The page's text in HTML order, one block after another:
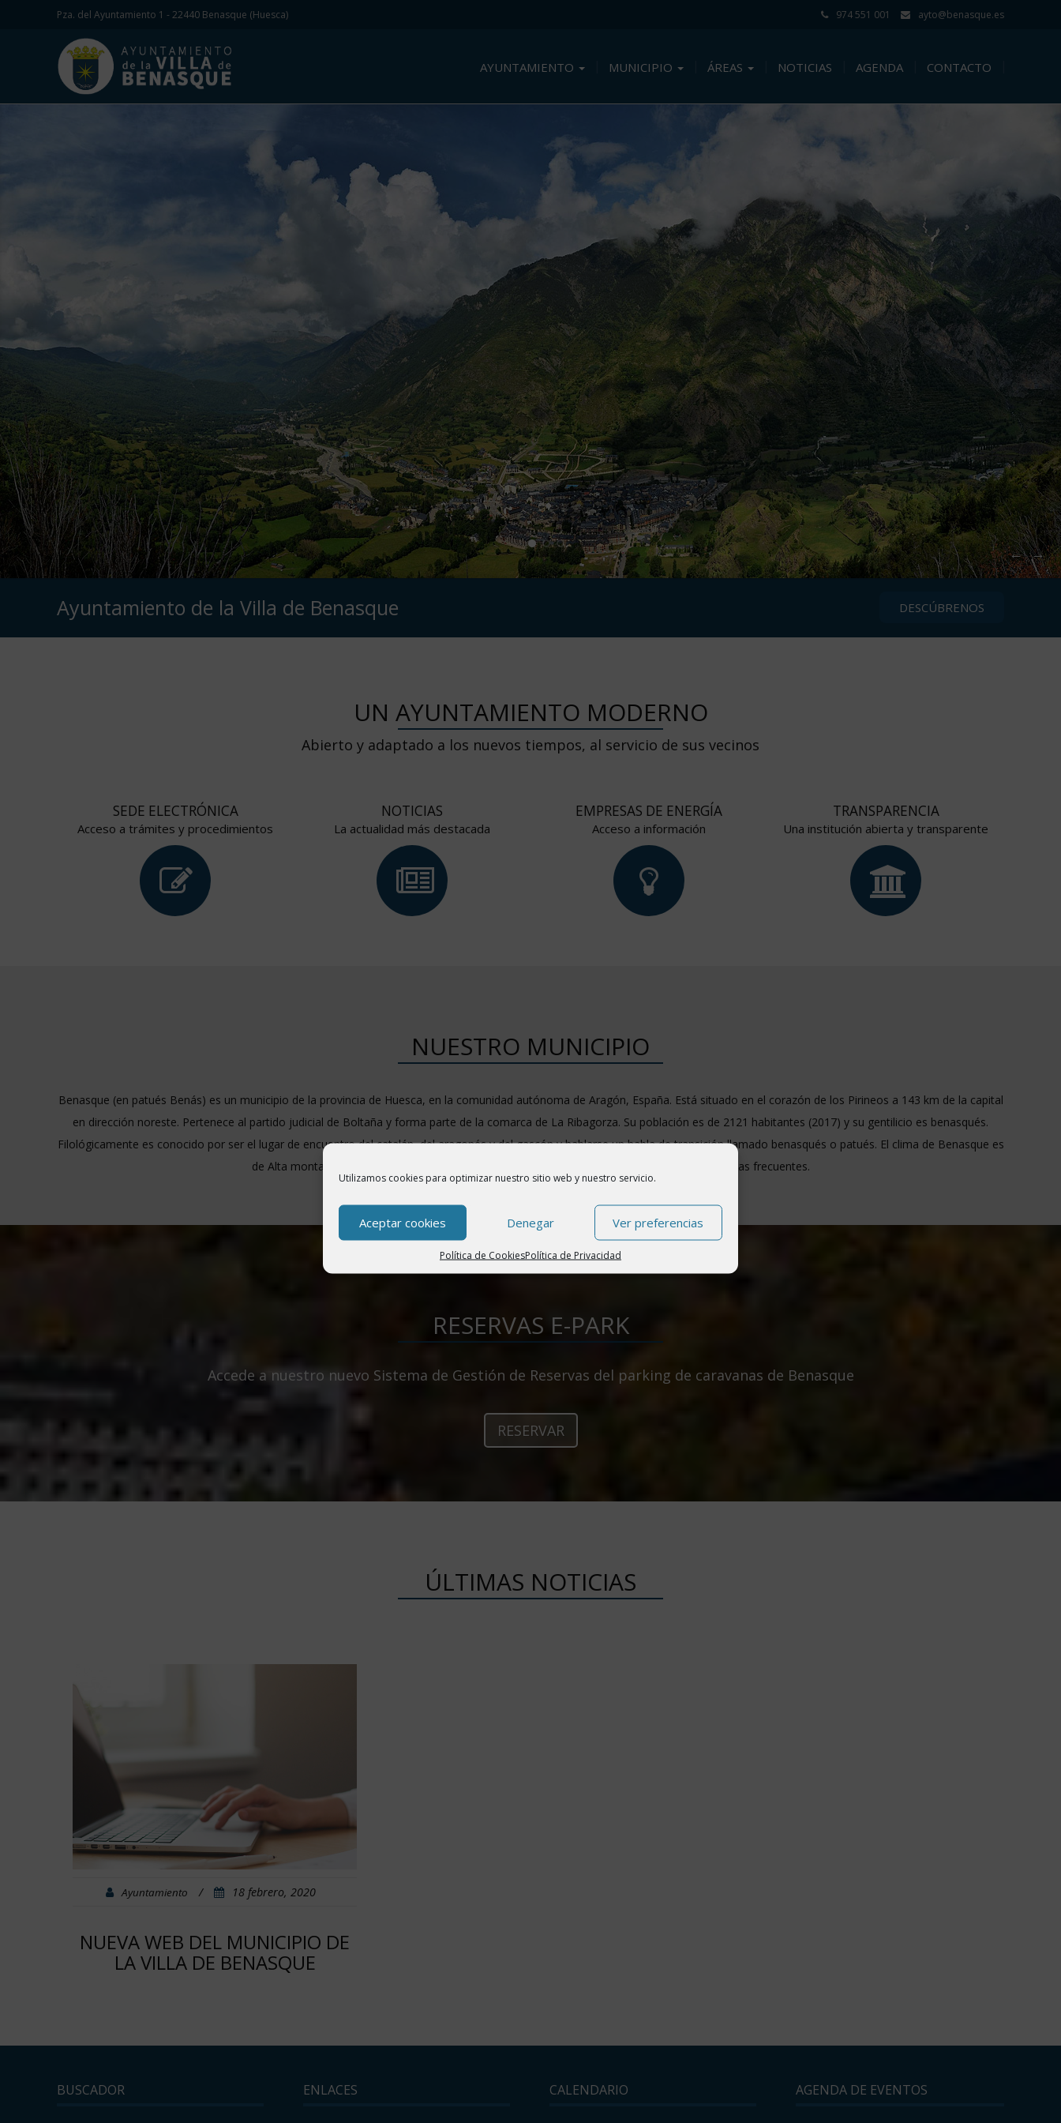
Utilizamos cookies para optimizar nuestro sitio web y nuestro servicio.
Aceptar cookies Denegar Ver preferencias
Política de CookiesPolítica de Privacidad
Pza. del Ayuntamiento 1 - 22440 Benasque (Huesca) 974 551 001 ayto@benasque.es
AYUNTAMIENTO MUNICIPIO ÁREAS NOTICIAS AGENDA CONTACTO
← →
Ayuntamiento de la Villa de Benasque DESCÚBRENOS
UN AYUNTAMIENTO MODERNO
Abierto y adaptado a los nuevos tiempos, al servicio de sus vecinos
SEDE ELECTRÓNICA
Acceso a trámites y procedimientos
NOTICIAS
La actualidad más destacada
EMPRESAS DE ENERGÍA
Acceso a información
TRANSPARENCIA
Una institución abierta y transparente
NUESTRO MUNICIPIO
Benasque (en patués Benás​) es un municipio de la provincia de Huesca, en la comunidad autónoma de Aragón, España. Está situado en el corazón de los Pirineos a 143 km de la capital
en dirección noreste. Pertenece al partido judicial de Boltaña y forma parte de la comarca de La Ribagorza. Su población es de 2121 habitantes (2017) y su gentilicio es benasqués.
Filológicamente es conocido por ser el lugar de encuentro del catalán, del aragonés y del gascón y hablarse un habla de transición llamado benasqués o patués. El clima de Benasque es
de Alta montaña, con veranos templados e inviernos fríos con temperaturas bajo cero y nevadas frecuentes.
RESERVAS E-PARK
Accede a nuestro nuevo Sistema de Gestión de Reservas del parking de caravanas de Benasque
RESERVAR
ÚLTIMAS NOTICIAS
Ayuntamiento / 18 febrero, 2020
NUEVA WEB DEL MUNICIPIO DE
LA VILLA DE BENASQUE
BUSCADOR ENLACES CALENDARIO AGENDA DE EVENTOS